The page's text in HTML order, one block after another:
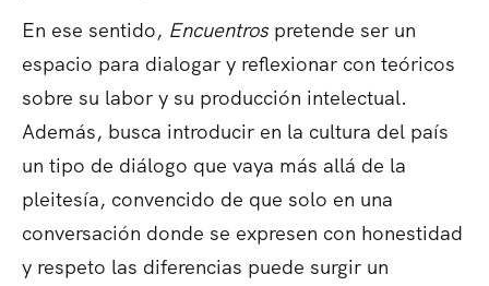
En ese sentido, Encuentrospretende ser un
espacio para dialogar y reflexionar con teóricos
sobre su labor y su producción intelectual.
Además, busca introducir en la cultura del país
un tipo de diálogo que vaya más allá de la
pleitesía, convencido de que solo en una
conversación donde se expresen con honestidad
y respeto las diferencias puede surgir un